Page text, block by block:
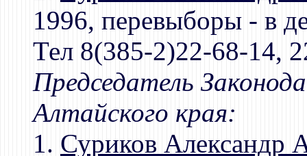
1996, перевыборы - в
Тел 8(385-2)22-68-14,
Председатель
Алтайского края:
1. Суриков Александр